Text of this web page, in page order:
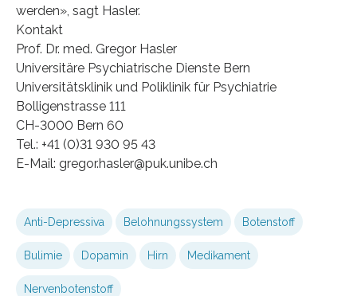
werden», sagt Hasler.
Kontakt
Prof. Dr. med. Gregor Hasler
Universitäre Psychiatrische Dienste Bern
Universitätsklinik und Poliklinik für Psychiatrie
Bolligenstrasse 111
CH-3000 Bern 60
Tel.: +41 (0)31 930 95 43
E-Mail: gregor.hasler@puk.unibe.ch
Anti-Depressiva Belohnungssystem Botenstoff
Bulimie Dopamin Hirn Medikament
Nervenbotenstoff